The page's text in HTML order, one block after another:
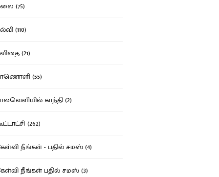
(75)
(110)
(21)
(55)
காந்தி (2)
(262)
நீங்கள் - பதில் சமஸ் (4)
நீங்கள் பதில் சமஸ் (3)